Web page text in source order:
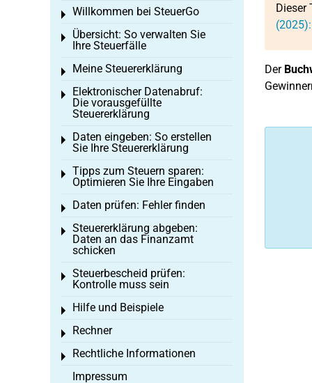
Dieser
Der
Willkommen bei SteuerGo
Toggle menu
Übersicht: So verwalten Sie
Ihre Steuerfälle
Toggle menu
Meine Steuererklärung
Toggle menu
Elektronischer Datenabruf:
Die vorausgefüllte
Steuererklärung
Toggle menu
Daten eingeben: So erstellen
Sie Ihre Steuererklärung
Toggle menu
Tipps zum Steuern sparen:
Optimieren Sie Ihre Eingaben
Toggle menu
Daten prüfen: Fehler finden
Toggle menu
Steuererklärung abgeben:
Daten an das Finanzamt
schicken
Toggle menu
Steuerbescheid prüfen:
Kontrolle muss sein
Toggle menu
Hilfe und Beispiele
Toggle menu
Rechner
Toggle menu
Rechtliche Informationen
Toggle menu
Impressum